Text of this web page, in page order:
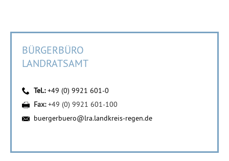
BÜRGERBÜRO
LANDRATSAMT
Tel.:+49 (0) 9921 601-0
Fax:+49 (0) 9921 601-100
buergerbuero@lra.landkreis-regen.de